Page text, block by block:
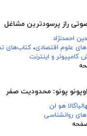
راز پرسودترین مشاغل
احمدنژاد
علوم اقتصادی، کتاب‌های
کامپیوتر و اینترنت
پونو: محدودیت صفر
هو لن
روانشناسی